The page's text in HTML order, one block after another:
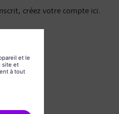
créez votre compte ici.